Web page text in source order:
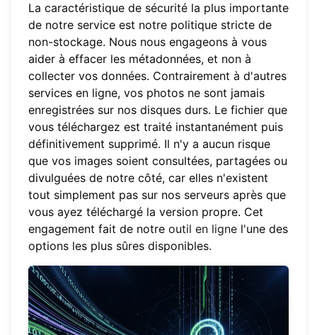
La caractéristique de sécurité la plus importante
de notre service est notre politique stricte de
non-stockage. Nous nous engageons à vous
aider à effacer les métadonnées, et non à
collecter vos données. Contrairement à d'autres
services en ligne, vos photos ne sont jamais
enregistrées sur nos disques durs. Le fichier que
vous téléchargez est traité instantanément puis
définitivement supprimé. Il n'y a aucun risque
que vos images soient consultées, partagées ou
divulguées de notre côté, car elles n'existent
tout simplement pas sur nos serveurs après que
vous ayez téléchargé la version propre. Cet
engagement fait de notre outil en ligne l'une des
options les plus sûres disponibles.